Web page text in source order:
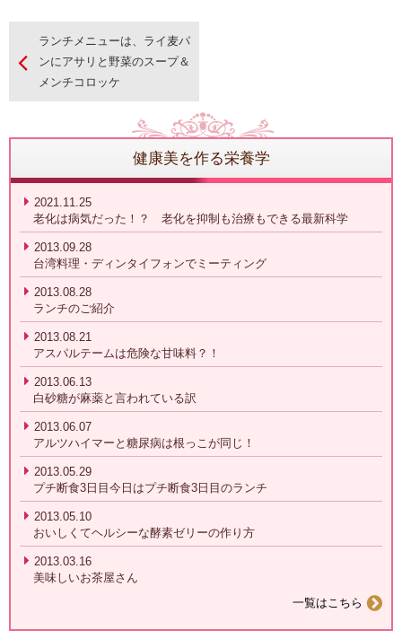
ランチメニューは、ライ麦パ
ンにアサリと野菜のスープ＆
メンチコロッケ
健康美を作る栄養学
2021.11.25
老化は病気だった！？ 老化を抑制も治療もできる最新科学
2013.09.28
台湾料理・ディンタイフォンでミーティング
2013.08.28
ランチのご紹介
2013.08.21
アスパルテームは危険な甘味料？！
2013.06.13
白砂糖が麻薬と言われている訳
2013.06.07
アルツハイマーと糖尿病は根っこが同じ！
2013.05.29
プチ断食3日目今日はプチ断食3日目のランチ
2013.05.10
おいしくてヘルシーな酵素ゼリーの作り方
2013.03.16
美味しいお茶屋さん
一覧はこちら